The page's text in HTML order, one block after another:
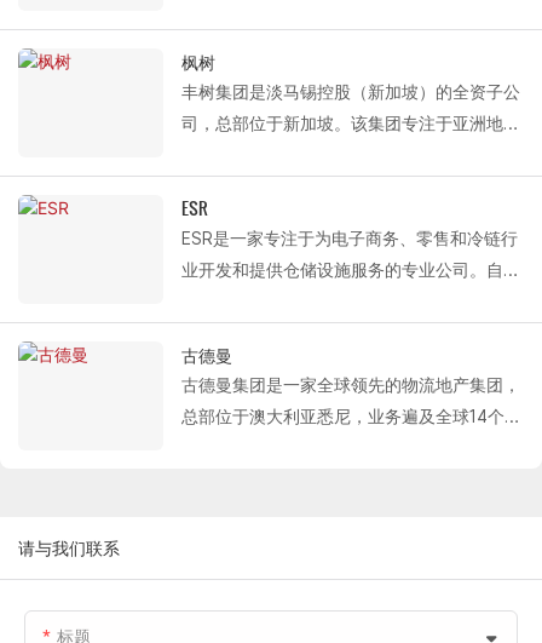
州、佛山、德清、海宁、云南、成都、重庆、
西安、沉阳、上海、嘉兴。 Fastlink 为 VX 提
供的解决方案主要包括：保温分段式门、铝合
金单板门、高速冷库滑动门。以及液压装卸平
力，致力于为客户提供更高品质的物流仓储设
施和配套的增值金融服务。公司自 2015 年起
与平安房地产开展合作。作为设备供应商，快
分段门以及装卸系统产品，项目遍布西安、南
通、嘉兴、武汉、杭州、重庆、天津、上海、
常熟、成都、宁波、镇江、无锡等城市。
链服务商提供优质服务，助力物流行业向高附
加值领域转型升级。
Fastlink为菜鸟网络提供的解决方案包括：保
液压装卸平台。这些高效可靠的硬件设施为其
现代化物流系统的建设和运营提供了支持。
枫树
丰树集团是淡马锡控股（新加坡）的全资子公
司，总部位于新加坡。该集团专注于亚洲地区
业务涵盖物流、工业园区和数据中心等领域。
其业务遍及13个国家和地区，包括新加坡、中
国和印度。
Logistics 建立了长期合作关系，持续为西
安、南通、嘉兴、武汉、杭州、重庆、天津、
上海、常熟、成都、宁波、镇江、无锡等城市
ESR
ESR是一家专注于为电子商务、零售和冷链行
业开发和提供仓储设施服务的专业公司。自
零售和冷链行业。
Fastlink 为 ESR 提供​​的解决方案包括高效的物
流设备，例如保温分段门、单板分段门和液压
古德曼
古德曼集团是一家全球领先的物流地产集团，
总部位于澳大利亚悉尼，业务遍及全球14个国
凭借其卓越的隔热性能、轻便耐用的材料特性
请与我们联系
标题